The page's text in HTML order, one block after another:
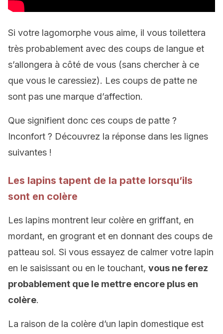
Si votre lagomorphe vous aime, il vous toilettera
très probablement avec des coups de langue et
s’allongera à côté de vous (sans chercher à ce
que vous le caressiez). Les coups de patte ne
sont pas une marque d’affection.
Que signifient donc ces coups de patte ?
Inconfort ? Découvrez la réponse dans les lignes
suivantes !
Les lapins tapent de la patte lorsqu’ils
sont en colère
Les lapins montrent leur colère en griffant, en
mordant, en grogrant et en donnant des coups de
patteau sol. Si vous essayez de calmer votre lapin
en le saisissant ou en le touchant, vous ne ferez
probablement que le mettre encore plus en
colère.
La raison de la colère d’un lapin domestique est